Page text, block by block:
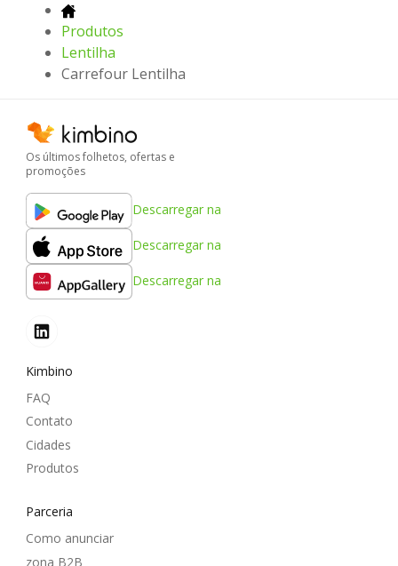
Produtos
Lentilha
Carrefour Lentilha
Os últimos folhetos, ofertas e
promoções
Descarregar na
Descarregar na
Descarregar na
Kimbino
FAQ
Contato
Cidades
Produtos
Parceria
Como anunciar
zona B2B